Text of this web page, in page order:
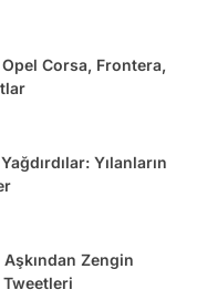
Corsa, Frontera,
Yılanların
Zengin